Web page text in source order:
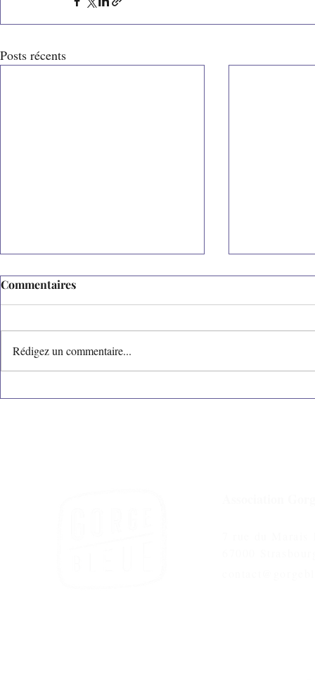
Posts récents
Zut ! Magazine
Commentaires
Rédigez un commentaire...